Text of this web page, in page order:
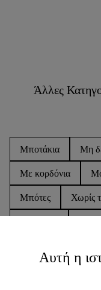
Αυτή η
Άλλες
Μποτάκια Μη
Με κορδόνια
Μπότες
Χωρίς